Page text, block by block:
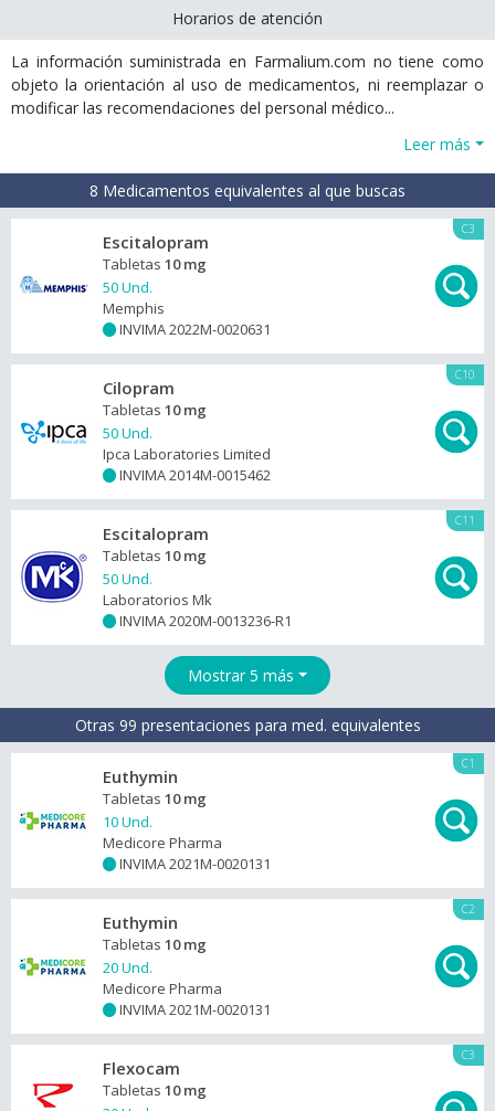
Horarios de atención
La información suministrada en Farmalium.com no tiene como
objeto la orientación al uso de medicamentos, ni reemplazar o
modificar las recomendaciones del personal médico...
Leer más
8 Medicamentos equivalentes al que buscas
C3
Escitalopram
Tabletas 10 mg
50 Und.
Memphis
INVIMA 2022M-0020631
C10
Cilopram
Tabletas 10 mg
50 Und.
Ipca Laboratories Limited
INVIMA 2014M-0015462
C11
Escitalopram
Tabletas 10 mg
50 Und.
Laboratorios Mk
INVIMA 2020M-0013236-R1
Mostrar 5 más
Otras 99 presentaciones para med. equivalentes
C1
Euthymin
Tabletas 10 mg
10 Und.
Medicore Pharma
INVIMA 2021M-0020131
C2
Euthymin
Tabletas 10 mg
20 Und.
Medicore Pharma
INVIMA 2021M-0020131
C3
Flexocam
Tabletas 10 mg